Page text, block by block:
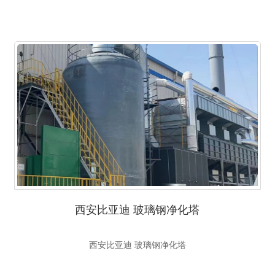
西安比亚迪 玻璃钢净化塔
西安比亚迪 玻璃钢净化塔